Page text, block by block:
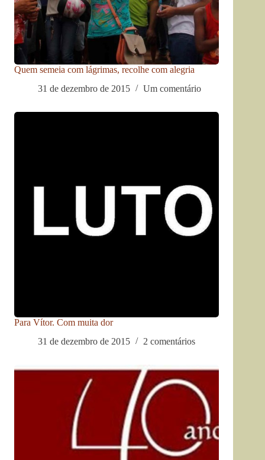
Quem semeia com lágrimas, recolhe com alegria
31 de dezembro de 2015
Um comentário
Para Vítor. Com muita dor
31 de dezembro de 2015
2 comentários